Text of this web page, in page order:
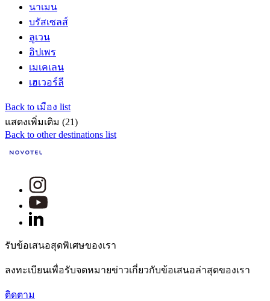
นาเมน
บรัสเซลส์
ลูเวน
อิปเพร
เมเคเลน
เฮเวอร์ลี
Back to เมือง list
แสดงเพิ่มเติม (21)
Back to other destinations list
รับข้อเสนอสุดพิเศษของเรา
ลงทะเบียนเพื่อรับจดหมายข่าวเกี่ยวกับข้อเสนอล่าสุดของเรา
ติดตาม